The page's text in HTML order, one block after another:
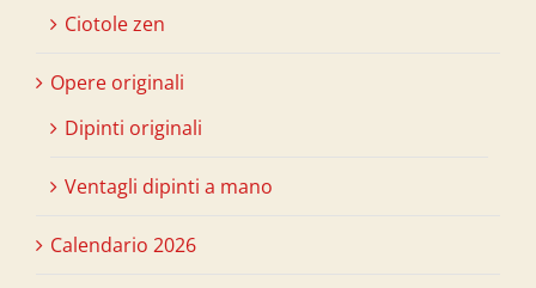
Ciotole zen
Opere originali
Dipinti originali
Ventagli dipinti a mano
Calendario 2026